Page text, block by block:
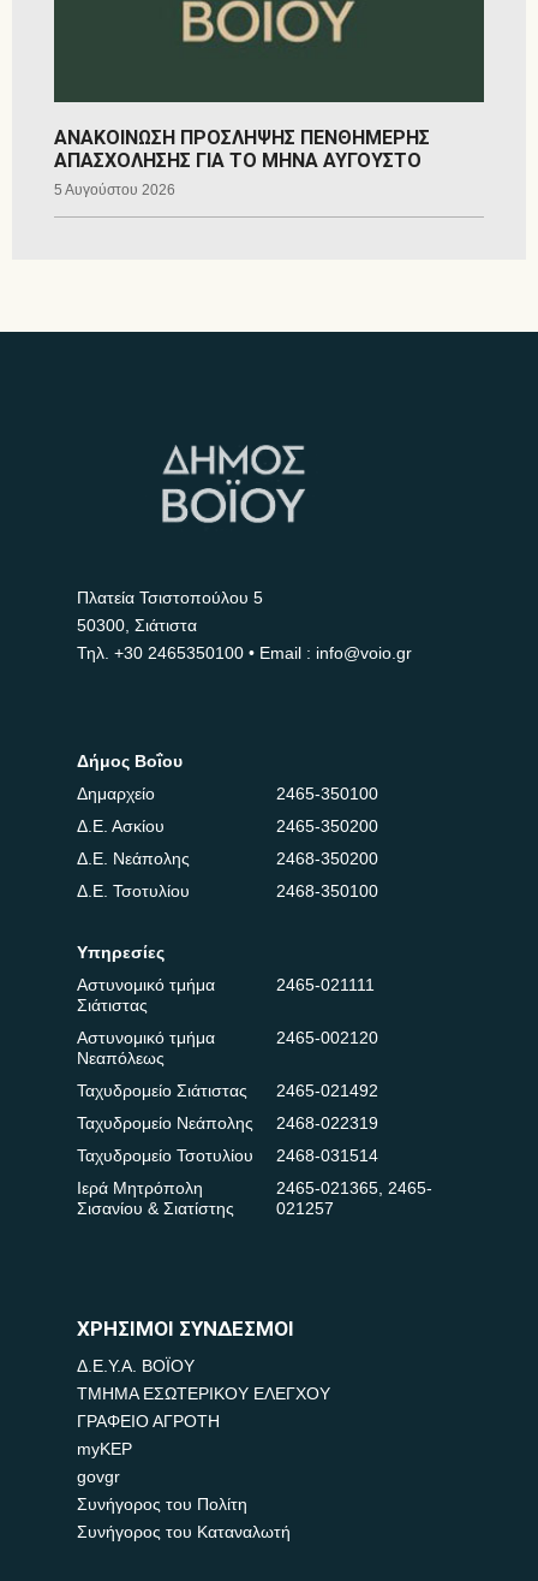
ΑΝΑΚΟΙΝΩΣΗ ΠΡΟΣΛΗΨΗΣ ΠΕΝΘΗΜΕΡΗΣ
ΑΠΑΣΧΟΛΗΣΗΣ ΓΙΑ ΤΟ ΜΗΝΑ ΑΥΓΟΥΣΤΟ
5 Αυγούστου 2026
Πλατεία Τσιστοπούλου 5
50300, Σιάτιστα
Τηλ. +30 2465350100 • Email : info@voio.gr
Δήμος Βοΐου
Δημαρχείο
2465-350100
Δ.Ε. Ασκίου
2465-350200
Δ.Ε. Νεάπολης
2468-350200
Δ.Ε. Τσοτυλίου
2468-350100
Υπηρεσίες
Αστυνομικό τμήμα
Σιάτιστας
2465-021111
Αστυνομικό τμήμα
Νεαπόλεως
2465-002120
Ταχυδρομείο Σιάτιστας
2465-021492
Ταχυδρομείο Νεάπολης
2468-022319
Ταχυδρομείο Τσοτυλίου
2468-031514
Ιερά Μητρόπολη
Σισανίου & Σιατίστης
2465-021365, 2465-
021257
ΧΡΗΣΙΜΟΙ ΣΥΝΔΕΣΜΟΙ
Δ.Ε.Υ.Α. ΒΟΪΟΥ
ΤΜΗΜΑ ΕΣΩΤΕΡΙΚΟΥ ΕΛΕΓΧΟΥ
ΓΡΑΦΕΙΟ ΑΓΡΟΤΗ
myKEP
govgr
Συνήγορος του Πολίτη
Συνήγορος του Καταναλωτή